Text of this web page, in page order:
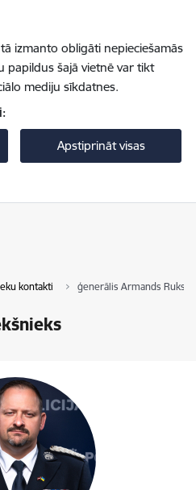
izmanto obligāti nepieciešamās
papildus šajā vietnē var tikt
mediju sīkdatnes.
Apstiprināt visas
kontakti ģenerālis Armands Ruks